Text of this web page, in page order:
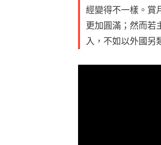
經變得不一樣。賞
更加圓滿；然而若
入，不如以外國另